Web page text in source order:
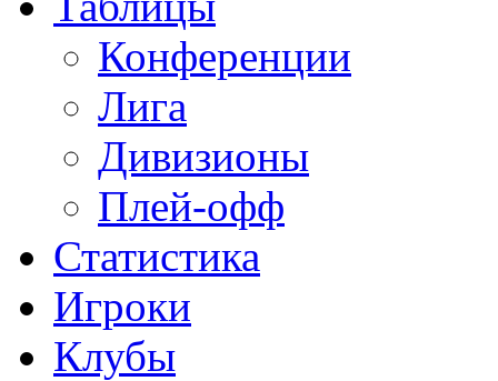
Конференции
Лига
Дивизионы
Плей-офф
Статистика
Игроки
Клубы